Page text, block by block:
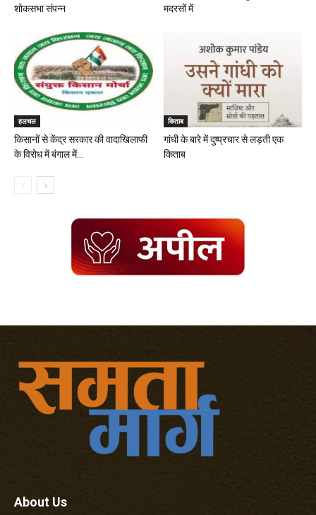
शोकसभा संपन्न
मदरसों में
हलचल
किसानों से केंद्र सरकार की वादाखिलाफी
के विरोध में बंगाल में...
किताब
गांधी के बारे में दुष्प्रचार से लड़ती एक
किताब
About Us